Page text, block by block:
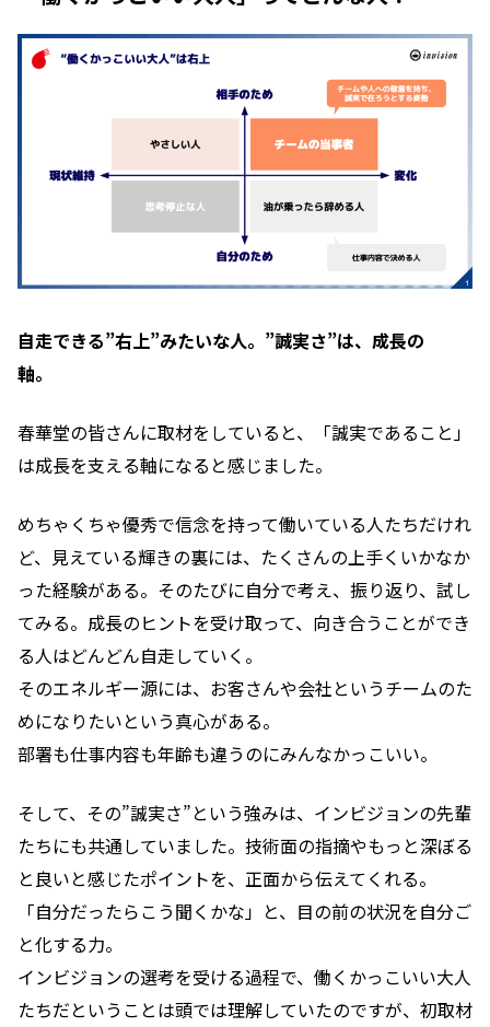
自走できる”右上”みたいな人。”誠実さ”は、成長の
軸。
春華堂の皆さんに取材をしていると、「誠実であること」
は成長を支える軸になると感じました。
めちゃくちゃ優秀で信念を持って働いている人たちだけれ
ど、見えている輝きの裏には、たくさんの上手くいかなか
った経験がある。そのたびに自分で考え、振り返り、試し
てみる。成長のヒントを受け取って、向き合うことができ
る人はどんどん自走していく。
そのエネルギー源には、お客さんや会社というチームのた
めになりたいという真心がある。
部署も仕事内容も年齢も違うのにみんなかっこいい。
そして、その”誠実さ”という強みは、インビジョンの先輩
たちにも共通していました。技術面の指摘やもっと深ぼる
と良いと感じたポイントを、正面から伝えてくれる。
「自分だったらこう聞くかな」と、目の前の状況を自分ご
と化する力。
インビジョンの選考を受ける過程で、働くかっこいい大人
たちだということは頭では理解していたのですが、初取材